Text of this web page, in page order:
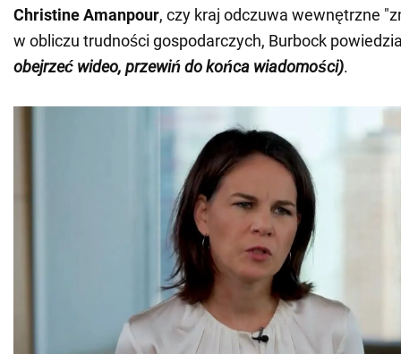
Christine Amanpour, czy kraj odczuwa wewnętrzne
w obliczu trudności gospodarczych, Burbock
obejrzeć wideo, przewiń do końca wiadomości).